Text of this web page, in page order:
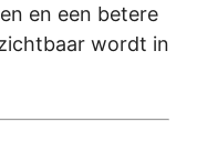
en een betere
wordt in